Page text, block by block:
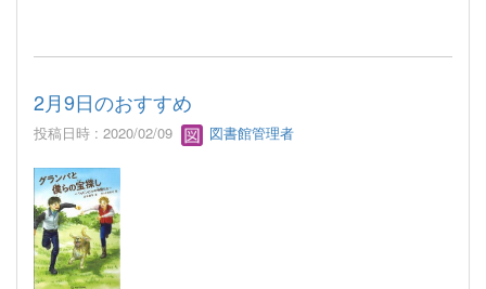
2月9日のおすすめ
投稿日時 : 2020/02/09 図書館管理者